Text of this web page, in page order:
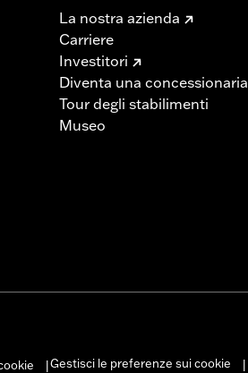
La nostra azienda
Carriere
Investitori
Diventa una concessionaria
Tour degli stabilimenti
Museo
Gestisci le preferenze sui cookie